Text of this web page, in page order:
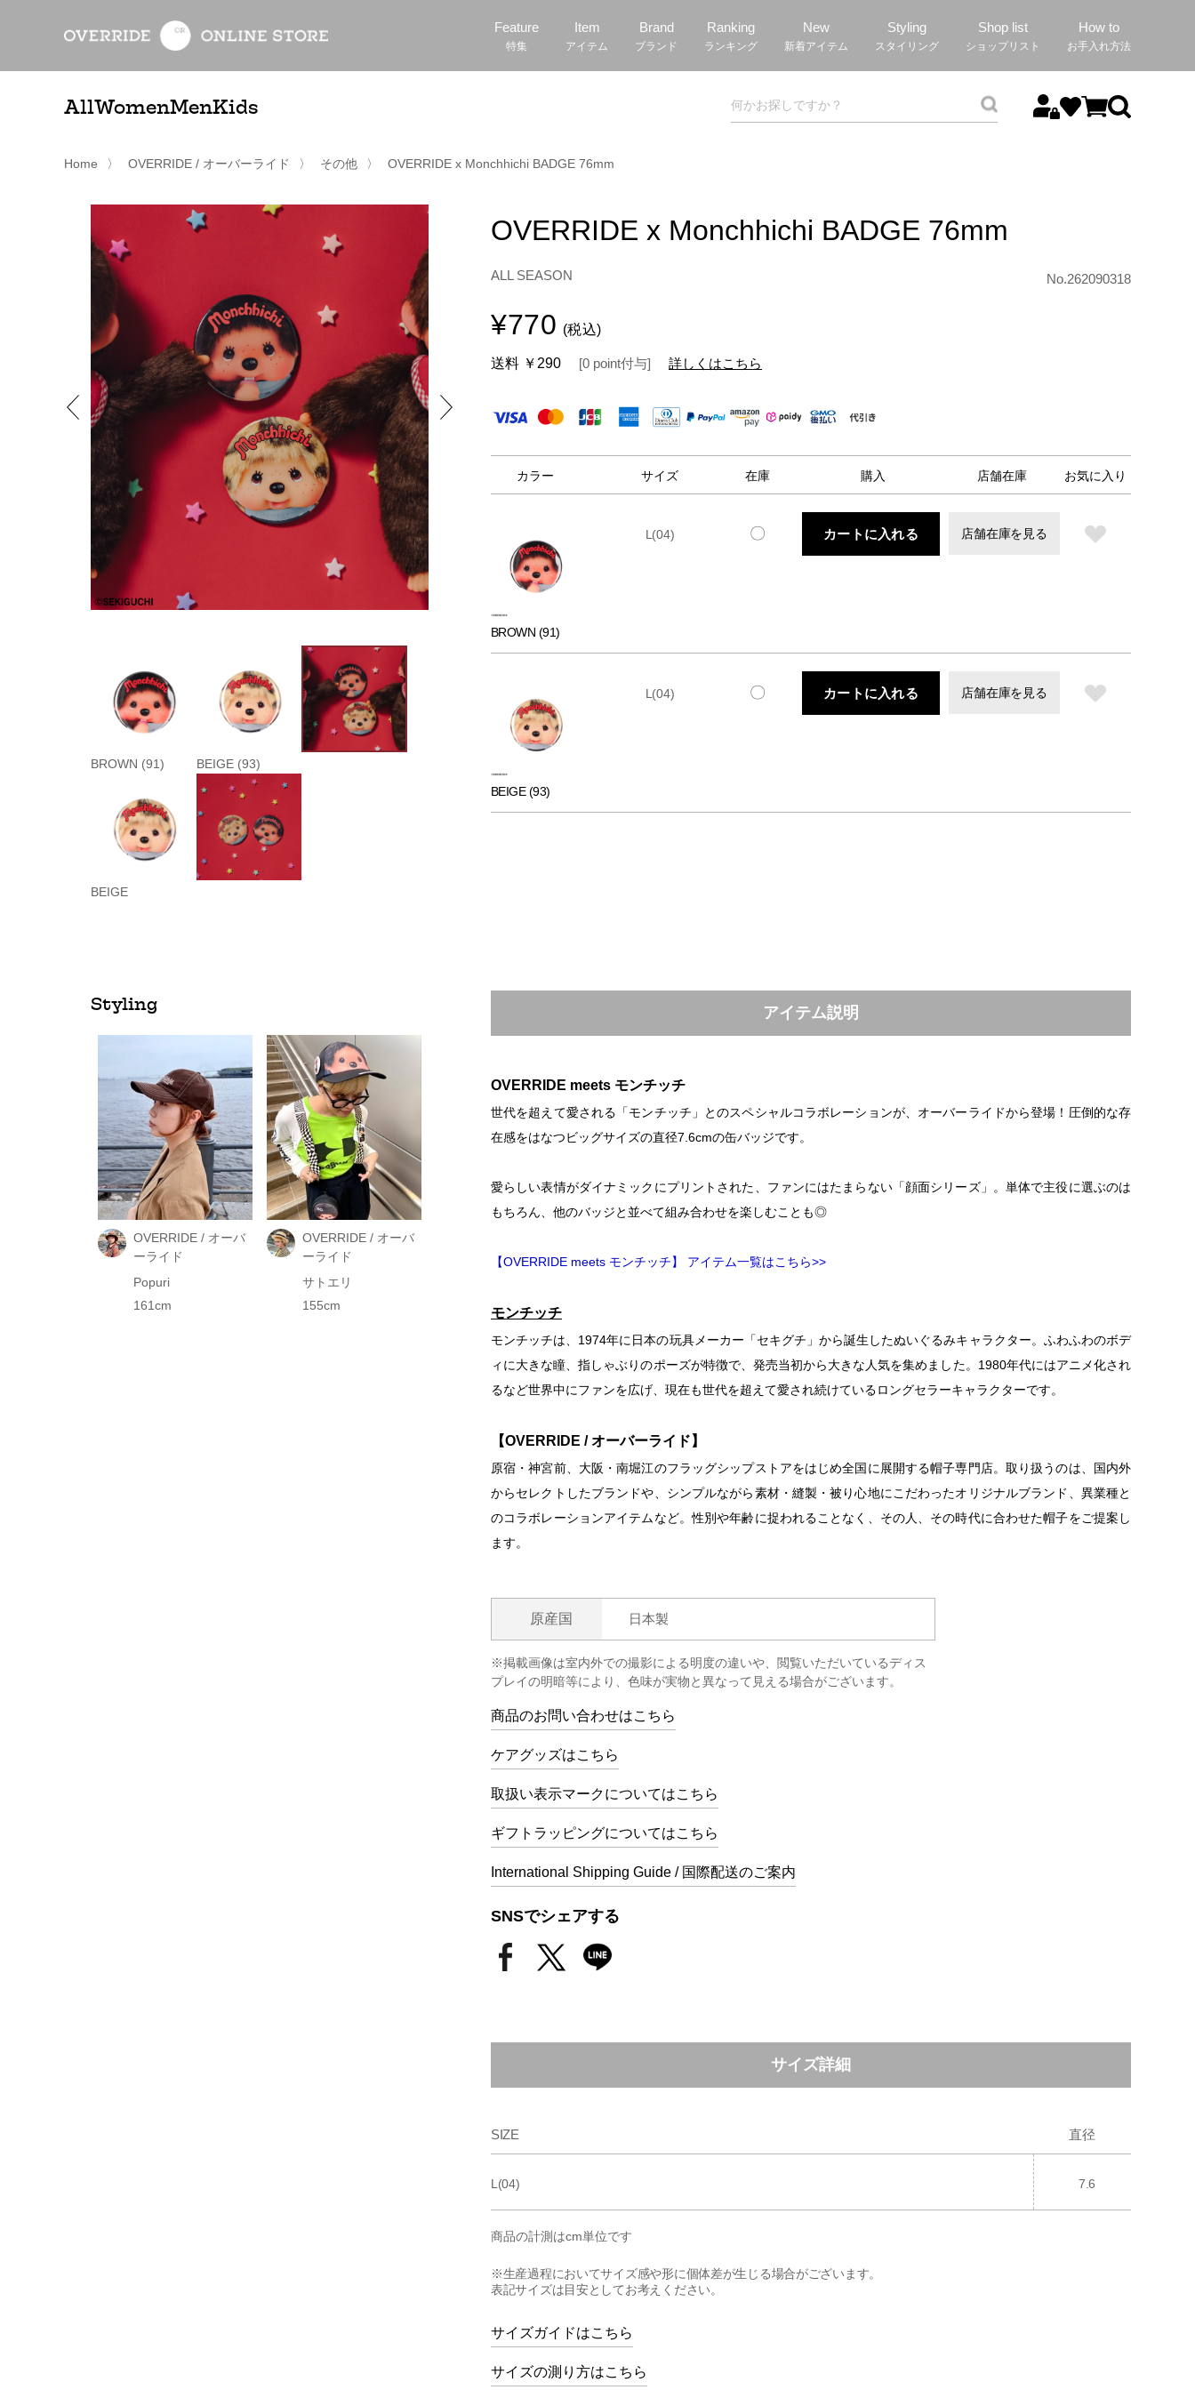
Feature
特集
Item
アイテム
Brand
ブランド
Ranking
ランキング
New
新着アイテム
Styling
スタイリング
Shop list
ショップリスト
How to
お手入れ方法
AllWomenMenKids
Home 〉 OVERRIDE / オーバーライド 〉 その他 〉 OVERRIDE x Monchhichi BADGE 76mm
BROWN (91) BEIGE (93)
BEIGE
OVERRIDE x Monchhichi BADGE 76mm
ALL SEASON No.262090318
¥770 (税込)
送料 ￥290 [0 point付与] 詳しくはこちら
カラー サイズ 在庫 購入 店舗在庫 お気に入り
BROWN (91)
L(04) 〇 カートに入れる 店舗在庫を見る
BEIGE (93)
L(04) 〇 カートに入れる 店舗在庫を見る
Styling
OVERRIDE / オーバ
ーライド
Popuri
161cm
OVERRIDE / オーバ
ーライド
サトエリ
155cm
アイテム説明
OVERRIDE meets モンチッチ
世代を超えて愛される「モンチッチ」とのスペシャルコラボレーションが、オーバーライドから登場！圧倒的な存
在感をはなつビッグサイズの直径7.6cmの缶バッジです。
愛らしい表情がダイナミックにプリントされた、ファンにはたまらない「顔面シリーズ」。単体で主役に選ぶのは
もちろん、他のバッジと並べて組み合わせを楽しむことも◎
【OVERRIDE meets モンチッチ】 アイテム一覧はこちら>>
モンチッチ
モンチッチは、1974年に日本の玩具メーカー「セキグチ」から誕生したぬいぐるみキャラクター。ふわふわのボデ
ィに大きな瞳、指しゃぶりのポーズが特徴で、発売当初から大きな人気を集めました。1980年代にはアニメ化され
るなど世界中にファンを広げ、現在も世代を超えて愛され続けているロングセラーキャラクターです。
【OVERRIDE / オーバーライド】
原宿・神宮前、大阪・南堀江のフラッグシップストアをはじめ全国に展開する帽子専門店。取り扱うのは、国内外
からセレクトしたブランドや、シンプルながら素材・縫製・被り心地にこだわったオリジナルブランド、異業種と
のコラボレーションアイテムなど。性別や年齢に捉われることなく、その人、その時代に合わせた帽子をご提案し
ます。
原産国 日本製
※掲載画像は室内外での撮影による明度の違いや、閲覧いただいているディス
プレイの明暗等により、色味が実物と異なって見える場合がございます。
商品のお問い合わせはこちら
ケアグッズはこちら
取扱い表示マークについてはこちら
ギフトラッピングについてはこちら
International Shipping Guide / 国際配送のご案内
SNSでシェアする
サイズ詳細
SIZE 直径
L(04) 7.6
商品の計測はcm単位です
※生産過程においてサイズ感や形に個体差が生じる場合がございます。
表記サイズは目安としてお考えください。
サイズガイドはこちら
サイズの測り方はこちら